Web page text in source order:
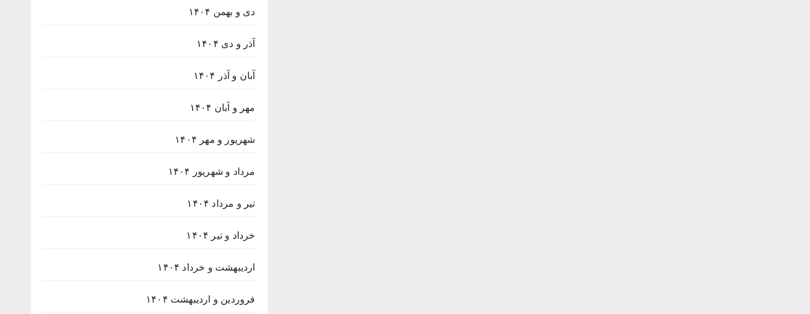
دی و بهمن ۱۴۰۴
آذر و دی ۱۴۰۴
آبان و آذر ۱۴۰۴
مهر و آبان ۱۴۰۴
شهریور و مهر ۱۴۰۴
مرداد و شهریور ۱۴۰۴
تیر و مرداد ۱۴۰۴
خرداد و تیر ۱۴۰۴
اردیبهشت و خرداد ۱۴۰۴
فروردین و اردیبهشت ۱۴۰۴